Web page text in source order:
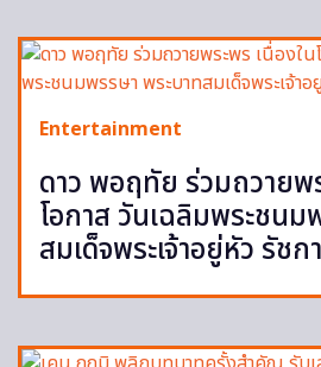
Entertainment
ดาว พอฤทัย ร่วมถวายพ
โอกาส วันเฉลิมพระชนม
สมเด็จพระเจ้าอยู่หัว รัช